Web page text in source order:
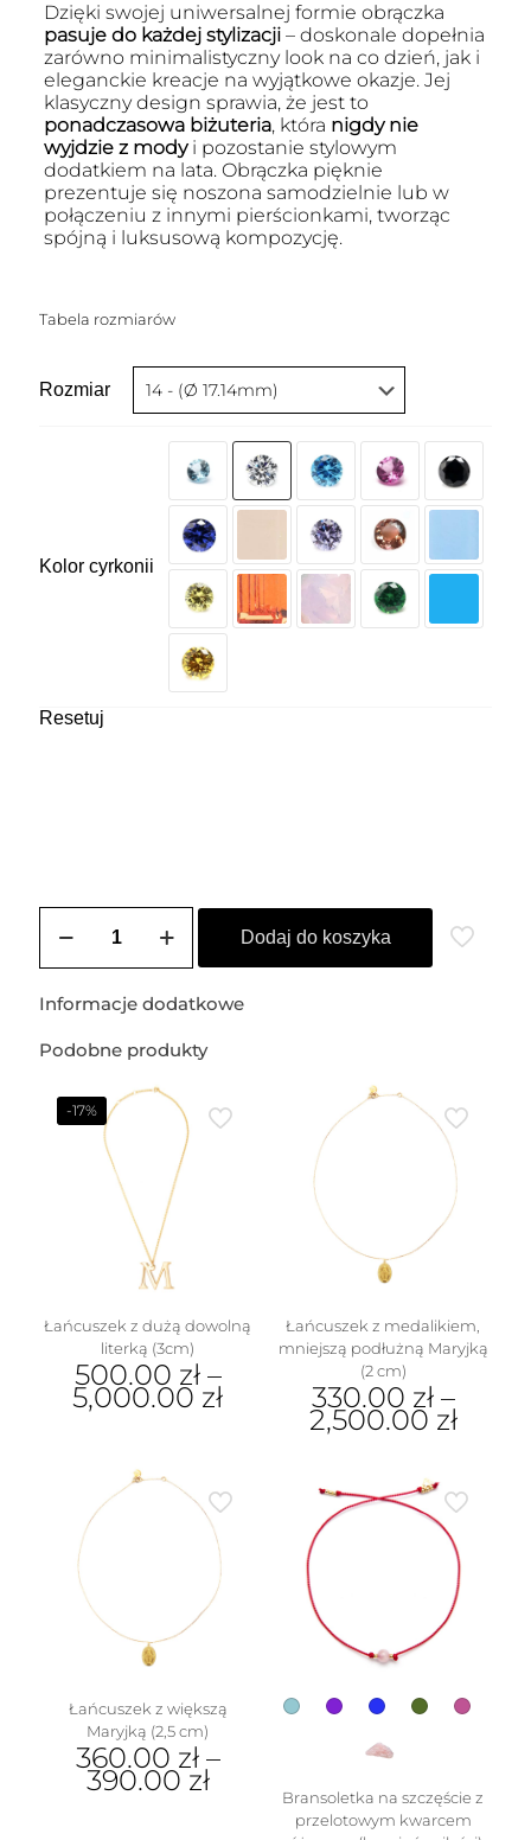
Dzięki swojej uniwersalnej formie obrączka
pasuje do każdej stylizacji– doskonale dopełnia
zarówno minimalistyczny look na co dzień, jak i
eleganckie kreacje na wyjątkowe okazje. Jej
klasyczny design sprawia, że jest to
ponadczasowa biżuteria, która nigdy nie
wyjdzie z modyi pozostanie stylowym
dodatkiem na lata. Obrączka pięknie
prezentuje się noszona samodzielnie lub w
połączeniu z innymi pierścionkami, tworząc
spójną i luksusową kompozycję.
Tabela rozmiarów
Rozmiar
Kolor cyrkonii
Resetuj
Obrączka
(bagieta)
Dodaj do koszyka
Informacje dodatkowe
Podobne produkty
-17%
Łańcuszek z dużą dowolną
literką (3cm)
500.00 zł–
5,000.00 zł
wiele
wariantów.
stronie
produktu
Łańcuszek z medalikiem,
mniejszą podłużną Maryjką
(2 cm)
330.00 zł–
2,500.00 zł
ma
wiele
wariantów.
stronie
Łańcuszek z większą
Maryjką (2,5 cm)
360.00 zł–
390.00 zł
Bransoletka na szczęście z
przelotowym kwarcem